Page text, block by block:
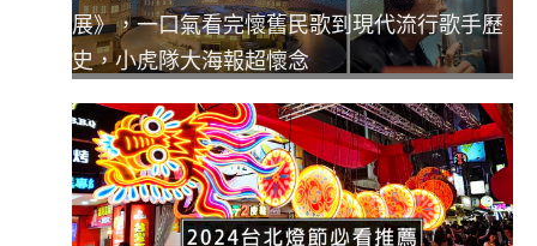
展》，一口氣看完懷舊民歌到現代流行歌手歷
史，小虎隊大海報超懷念